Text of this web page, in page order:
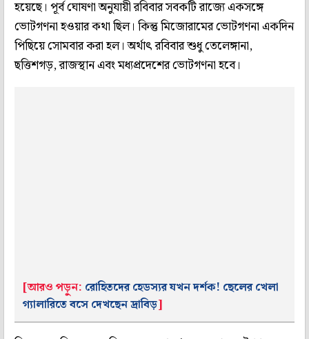
হয়েছে। পূর্ব ঘোষণা অনুযায়ী রবিবার সবকটি রাজ্যে একসঙ্গে
ভোটগণনা হওয়ার কথা ছিল। কিন্তু মিজোরামের ভোটগণনা একদিন
পিছিয়ে সোমবার করা হল। অর্থাৎ রবিবার শুধু তেলেঙ্গানা,
ছত্তিশগড়, রাজস্থান এবং মধ্যপ্রদেশের ভোটগণনা হবে।
[আরও পড়ুন: রোহিতদের হেডস্যর যখন দর্শক! ছেলের খেলা
গ্যালারিতে বসে দেখছেন দ্রাবিড়]